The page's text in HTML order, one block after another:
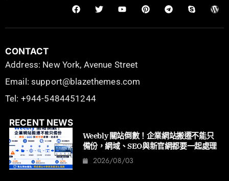
CONTACT
Address: New York, Avenue Street
Email: support@blazethemes.com
Tel: +944-5484451244
RECENT NEWS
Weebly 關站倒數！企業網站搬遷不能只
備份，網域、SEO與新官網都要一起處理
2026/08/03